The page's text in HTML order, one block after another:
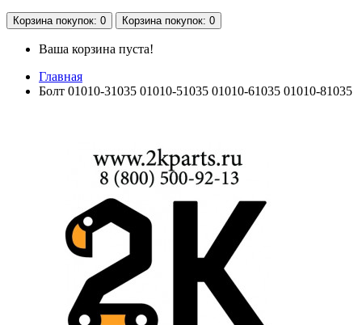
Корзинапокупок: 0 Корзинапокупок: 0
Ваша корзина пуста!
Главная
Болт 01010-31035 01010-51035 01010-61035 01010-81035